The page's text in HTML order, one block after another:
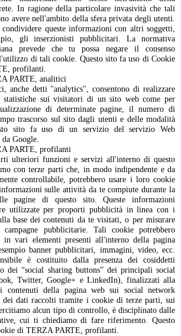
In ragione della particolare invasività che tali
avere nell'ambito della sfera privata degli utenti.
queste informazioni con altri soggetti,
gli inserzionisti pubblicitari. La normativa
prevede che tu possa negare il consenso
di tali cookie. Questo sito fa uso di Cookie
profilanti.
PARTE, analitici
anche detti "analytics", consentono di realizzare
statistiche sui visitatori di un sito web come per
di determinate pagine, il numero di
trascorso sul sito dagli utenti e delle modalità
sito fa uso di un servizio del servizio Web
Google.
PARTE, profilanti
ulteriori funzioni e servizi all'interno di questo
con terze parti che, in modo indipendente e da
controllabile, potrebbero usare i loro cookie
sulle attività da te compiute durante la
pagine di questo sito. Queste informazioni
utilizzate per proporti pubblicità in linea con i
base dei contenuti da te visitati, o per misurare
pubblicitarie. Tali cookie potrebbero
in vari elementi presenti all'interno della pagina
banner pubblicitari, immagini, video, ecc.
è costituito dalla presenza dei cosiddetti
dei “social sharing buttons” dei principali social
Twitter, Google+ e LinkedIn), finalizzati alla
contenuti della pagina web sui social network
dei dati raccolti tramite i cookie di terze parti, sui
alcun tipo di controllo, è disciplinato dalle
cui ti chiediamo di fare riferimento. Questo
di TERZA PARTE, profilanti.